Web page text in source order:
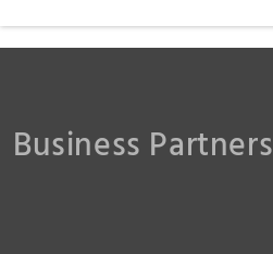
Business Partners